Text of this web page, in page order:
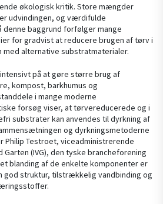
økologisk kritik. Store mængder
udvindingen, og værdifulde
baggrund forfølger mange
for gradvist at reducere brugen af tørv i
alternative substratmaterialer.
på at gøre større brug af
kompost, barkhumus og
i mange moderne
forsøg viser, at tørvereducerede og i
substrater kan anvendes til dyrkning af
og dyrkningsmetoderne
Philip Testroet, viceadministrerende
(IVG), den tyske brancheforening
blanding af de enkelte komponenter er
god struktur, tilstrækkelig vandbinding og